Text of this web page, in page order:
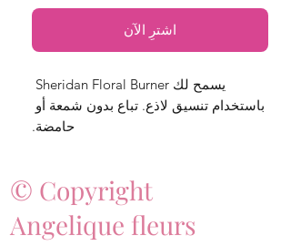
اشترِ الآن
حامضة.
© Copyright
Angelique fleurs